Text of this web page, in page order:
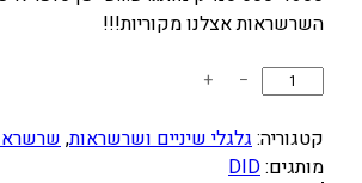
י
מ
ק
י
נ
השרשראות אצלנו מקוריות!!!
ו
ת
−
+
קטגוריה:גלגלי שיניים ושרשראות,
מותגים:DID